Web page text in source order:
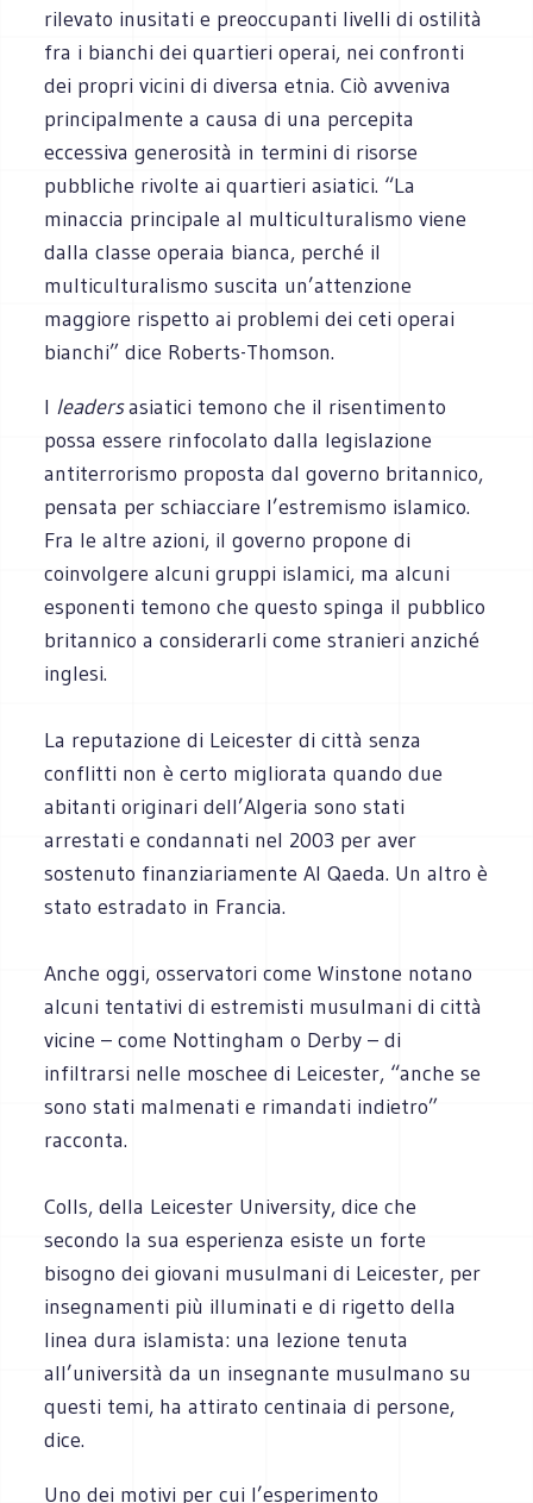
rilevato inusitati e preoccupanti livelli di ostilità
fra i bianchi dei quartieri operai, nei confronti
dei propri vicini di diversa etnia. Ciò avveniva
principalmente a causa di una percepita
eccessiva generosità in termini di risorse
pubbliche rivolte ai quartieri asiatici. “La
minaccia principale al multiculturalismo viene
dalla classe operaia bianca, perché il
multiculturalismo suscita un’attenzione
maggiore rispetto ai problemi dei ceti operai
bianchi” dice Roberts-Thomson.
I leadersasiatici temono che il risentimento
possa essere rinfocolato dalla legislazione
antiterrorismo proposta dal governo britannico,
pensata per schiacciare l’estremismo islamico.
Fra le altre azioni, il governo propone di
coinvolgere alcuni gruppi islamici, ma alcuni
esponenti temono che questo spinga il pubblico
britannico a considerarli come stranieri anziché
inglesi.
La reputazione di Leicester di città senza
conflitti non è certo migliorata quando due
abitanti originari dell’Algeria sono stati
arrestati e condannati nel 2003 per aver
sostenuto finanziariamente Al Qaeda. Un altro è
stato estradato in Francia.
Anche oggi, osservatori come Winstone notano
alcuni tentativi di estremisti musulmani di città
vicine – come Nottingham o Derby – di
infiltrarsi nelle moschee di Leicester, “anche se
sono stati malmenati e rimandati indietro”
racconta.
Colls, della Leicester University, dice che
secondo la sua esperienza esiste un forte
bisogno dei giovani musulmani di Leicester, per
insegnamenti più illuminati e di rigetto della
linea dura islamista: una lezione tenuta
all’università da un insegnante musulmano su
questi temi, ha attirato centinaia di persone,
dice.
Uno dei motivi per cui l’esperimento